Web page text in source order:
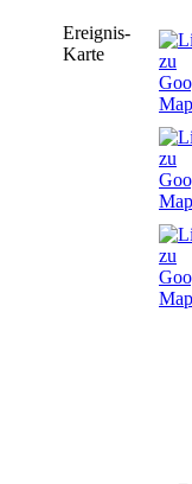
Ereignis-
Karte